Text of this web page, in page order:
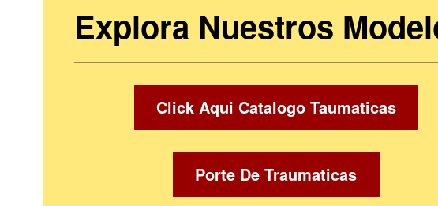
Explora Nuestros
Click Aqui Catalogo Taumaticas
Porte De Traumaticas